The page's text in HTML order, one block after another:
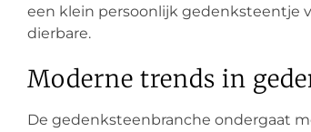
een klein persoonlijk gedenksteentje
dierbare.
Moderne trends in
De gedenksteenbranche ondergaat